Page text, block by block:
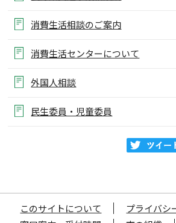
消費生活相談のご案内
消費生活センターについて
外国人相談
民生委員・児童委員
このサイトについて
プライバシ